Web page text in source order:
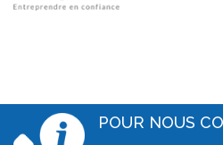
POUR NOUS